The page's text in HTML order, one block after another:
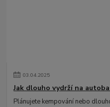
03.04.2025
Jak dlouho vydrží na
Plánujete kempování nebo